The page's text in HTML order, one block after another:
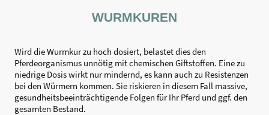
WURMKUREN
Wird die Wurmkur zu hoch dosiert, belastet dies den
Pferdeorganismus unnötig mit chemischen Giftstoffen. Eine zu
niedrige Dosis wirkt nur mindernd, es kann auch zu Resistenzen
bei den Würmern kommen. Sie riskieren in diesem Fall massive,
gesundheitsbeeinträchtigende Folgen für Ihr Pferd und ggf. den
gesamten Bestand.